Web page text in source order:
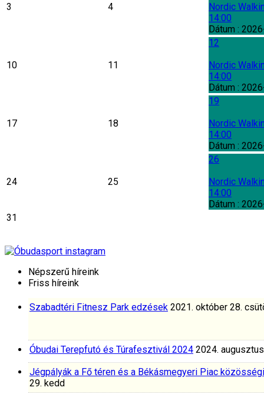
3 4
Nordic
14:00
Dátum :
10 11
12
Nordic
14:00
Dátum :
17 18
19
Nordic
14:00
Dátum :
24 25
26
Nordic
14:00
Dátum :
31
Népszerű híreink
Friss híreink
Szabadtéri Fitnesz Park edzések 2021. október 28.
Óbudai Terepfutó és Túrafesztivál 2024 2024.
Jégpályák a Fő téren és a Békásmegyeri Piac
29. kedd